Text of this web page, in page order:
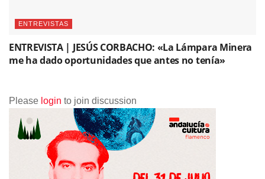
ENTREVISTAS
ENTREVISTA | JESÚS CORBACHO: «La Lámpara Minera
me ha dado oportunidades que antes no tenía»
Please login to join discussion